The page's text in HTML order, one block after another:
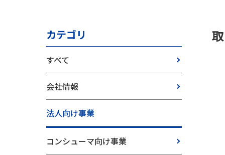
カテゴリ
すべて
会社情報
法人向け事業
コンシューマ向け事業